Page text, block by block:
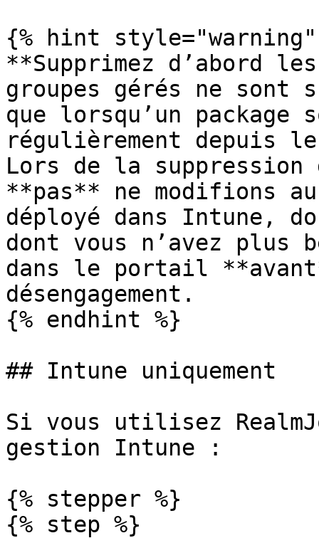
{% hint style="warning"
**Supprimez d’abord
groupes gérés ne sont
que lorsqu’un package
régulièrement depuis
Lors de la
**pas** ne modifions
déployé dans Intune,
dont vous n’avez plus
dans le portail
désengagement.
{% endhint %}
## Intune uniquement
Si vous utilisez
gestion Intune :
{% stepper %}
{% step %}